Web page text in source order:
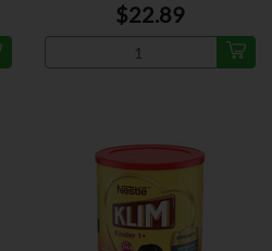
$22.89